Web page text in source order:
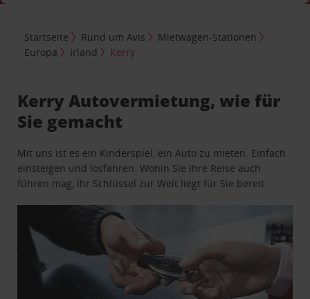
Startseite Rund um Avis
Mietwagen-Stationen
Europa
Irland Kerry
Kerry Autovermietung, wie für
Sie gemacht
Mit uns ist es ein Kinderspiel, ein Auto zu mieten. Einfach
einsteigen und losfahren. Wohin Sie Ihre Reise auch
führen mag, Ihr Schlüssel zur Welt liegt für Sie bereit.